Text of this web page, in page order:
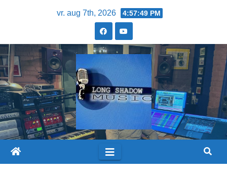
vr. aug 7th, 2026 4:57:50 PM